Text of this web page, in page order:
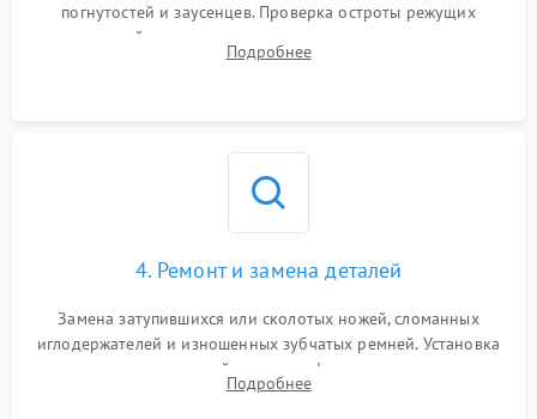
погнутостей и заусенцев. Проверка остроты режущих
кромок ножей, состояния приводного ремня, электромотора
и механизма дифференциальной подачи ткани.
Подробнее
4. Ремонт и замена деталей
Замена затупившихся или сколотых ножей, сломанных
иглодержателей и изношенных зубчатых ремней. Установка
новых петлителей взамен деформированных.
Восстановление контактов в педали и цепях
Подробнее